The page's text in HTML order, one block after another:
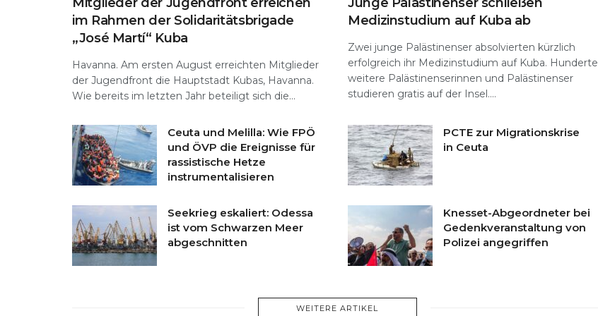
im Rahmen der Solidaritätsbrigade
„José Martí“ Kuba
Havanna. Am ersten August erreichten Mitglieder
der Jugendfront die Hauptstadt Kubas, Havanna.
Wie bereits im letzten Jahr beteiligt sich die...
Medizinstudium auf Kuba ab
Zwei junge Palästinenser absolvierten kürzlich
erfolgreich ihr Medizinstudium auf Kuba. Hunderte
weitere Palästinenserinnen und Palästinenser
studieren gratis auf der Insel....
Ceuta und Melilla: Wie FPÖ
und ÖVP die Ereignisse für
rassistische Hetze
instrumentalisieren
PCTE zur Migrationskrise
in Ceuta
Seekrieg eskaliert: Odessa
ist vom Schwarzen Meer
abgeschnitten
Knesset-Abgeordneter bei
Gedenkveranstaltung von
Polizei angegriffen
WEITERE ARTIKEL